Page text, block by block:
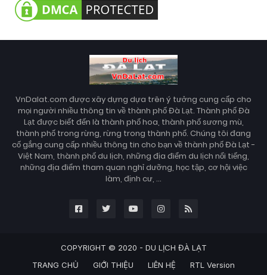
VnDalat.com được xây dựng dựa trên ý tưởng cung cấp cho
mọi người nhiều thông tin về thành phố Đà Lạt. Thành phố Đà
Lạt được biết đến là thành phố hoa, thành phố sương mù,
thành phố trong rừng, rừng trong thành phố. Chúng tôi đang
cố gắng cung cấp nhiều thông tin cho bạn về thành phố Đà Lạt -
Việt Nam, thành phố du lịch, những địa điểm du lịch nổi tiếng,
những địa điểm tham quan nghỉ dưỡng, học tập, cơ hội việc
làm, định cư, ...
COPYRIGHT © 2020 - DU LỊCH ĐÀ LẠT
TRANG CHỦ
GIỚI THIỆU LIÊN HỆ RTL Version